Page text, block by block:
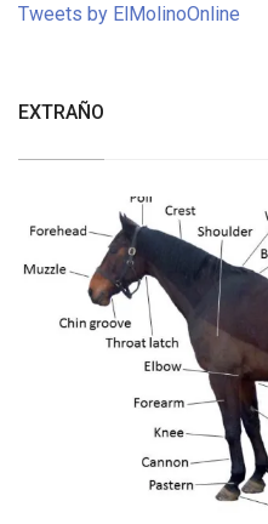
Tweets by ElMolinoOnline
EXTRAÑO